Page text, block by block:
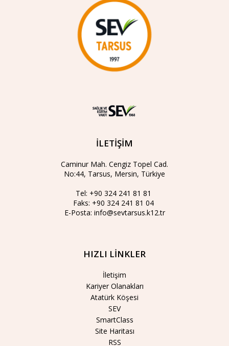
İLETİŞİM
Caminur Mah. Cengiz Topel Cad.
No:44, Tarsus, Mersin, Türkiye
Tel: +90 324 241 81 81
Faks: +90 324 241 81 04
E-Posta: info@sevtarsus.k12.tr
HIZLI LİNKLER
İletişim
Kariyer Olanakları
Atatürk Köşesi
SEV
SmartClass
Site Haritası
RSS